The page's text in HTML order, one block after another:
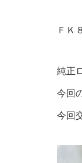
ＦＫ
純正
今回
今回